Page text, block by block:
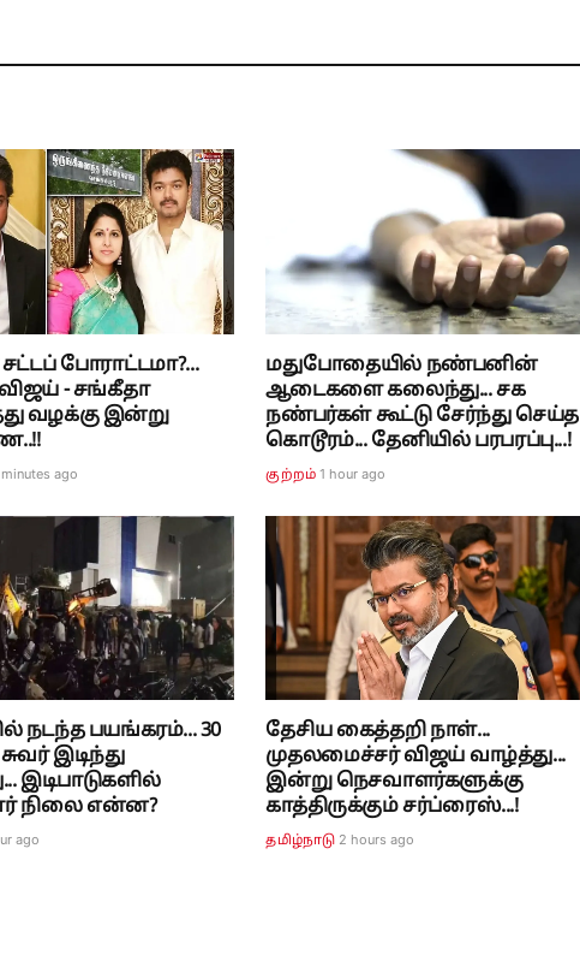
போராட்டமா?...
- சங்கீதா
வழக்கு இன்று
ago
மதுபோதையில் நண்பனின்
ஆடைகளை கலைந்து... சக
நண்பர்கள் கூட்டு சேர்ந்து செய்த
கொடூரம்... தேனியில் பரபரப்பு...!
குற்றம் 1 hour ago
நடந்த பயங்கரம்... 30
இடிந்து
இடிபாடுகளில்
நிலை என்ன?
ago
தேசிய கைத்தறி நாள்...
முதலமைச்சர் விஜய் வாழ்த்து...
இன்று நெசவாளர்களுக்கு
காத்திருக்கும் சர்ப்ரைஸ்...!
தமிழ்நாடு 2 hours ago